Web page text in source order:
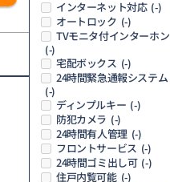
インターネット対応 (-)
オートロック (-)
TVモニタ付インターホン
(-)
宅配ボックス (-)
24時間緊急通報システム
(-)
ディンプルキー (-)
防犯カメラ (-)
24時間有人管理 (-)
フロントサービス (-)
24時間ゴミ出し可 (-)
住戸内覧可能 (-)